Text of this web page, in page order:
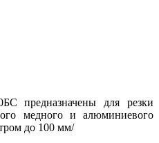
предназначены для резки
медного и алюминиевого
до 100 мм/